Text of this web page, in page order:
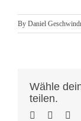
By Daniel
Wähle
teilen.